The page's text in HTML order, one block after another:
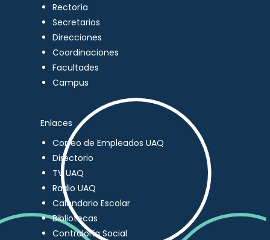
Rectoría
Secretarios
Direcciones
Coordinaciones
Facultades
Campus
Enlaces
Correo de Empleados UAQ
Directorio
TV UAQ
Radio UAQ
Calendario Escolar
Bibliotecas
Contraloría Social